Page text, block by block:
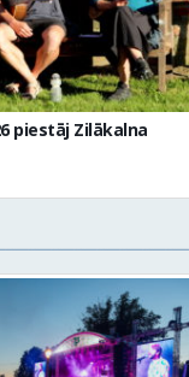
piestāj Zilākalna